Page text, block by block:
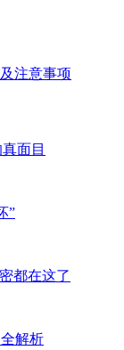
注意事项
面目
”
都在这了
解析